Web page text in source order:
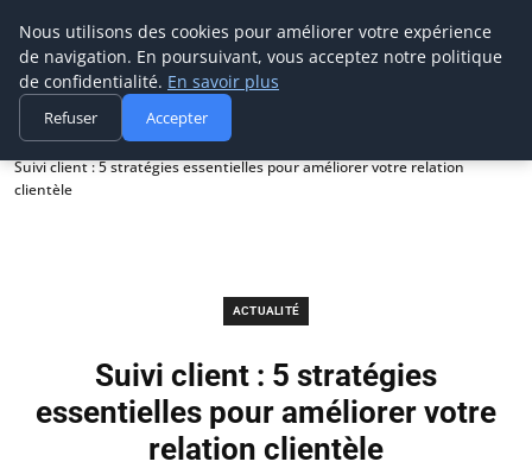
Prospection Pro
Accueil
Actualité
Suivi client : 5 stratégies essentielles pour améliorer votre relation
clientèle
ACTUALITÉ
Suivi client : 5 stratégies
essentielles pour améliorer votre
relation clientèle
Nous utilisons des cookies pour améliorer votre expérience
de navigation. En poursuivant, vous acceptez notre politique
de confidentialité. En savoir plus
Refuser Accepter